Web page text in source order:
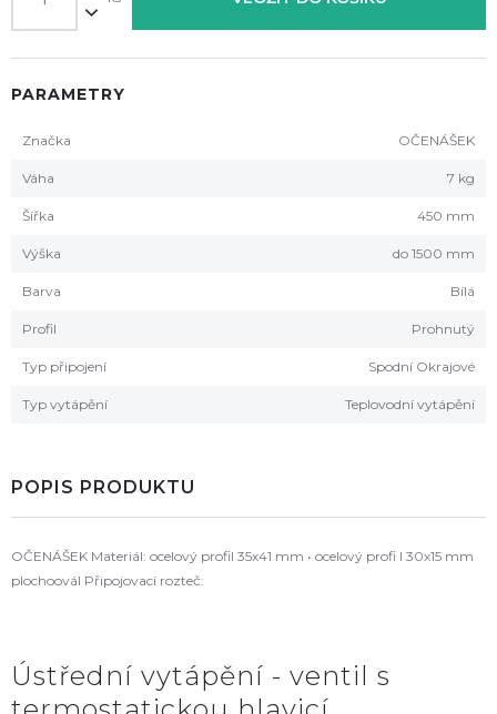
PARAMETRY
Značka OČENÁŠEK
Váha 7 kg
Šířka 450 mm
Výška do 1500 mm
Barva Bílá
Profil Prohnutý
Typ připojení Spodní Okrajové
Typ vytápění Teplovodní vytápění
POPIS PRODUKTU
OČENÁŠEK Materiál: ocelový profil 35x41 mm • ocelový profi l 30x15 mm
plochoovál Připojovací rozteč:
Ústřední vytápění - ventil s